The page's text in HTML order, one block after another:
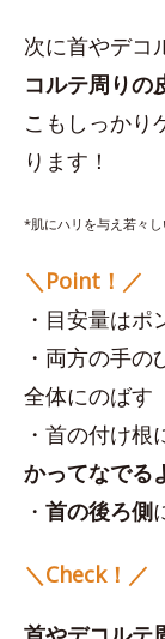
次に首やデコ
コルテ周りの
こもしっかり
ります！
*肌にハリを与え若々し
＼Point！／
・目安量はポ
・両方の手
全体にのばす
・首の付け根
かってなでる
・ 首の後ろ側
＼Check！／